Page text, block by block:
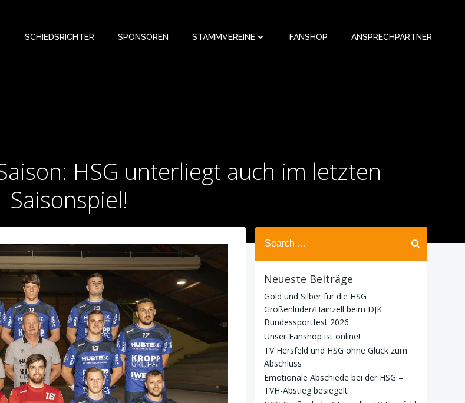
SCHIEDSRICHTER SPONSOREN STAMMVEREINE FANSHOP ANSPRECHPARTNER
HSG unterliegt auch im letzten
Saisonspiel!
Search
for:
Neueste Beiträge
Gold und Silber für die HSG
Großenlüder/Hainzell beim DJK
Bundessportfest 2026
Unser Fanshop ist online!
TV Hersfeld und HSG ohne Glück zum
Abschluss
Emotionale Abschiede bei der HSG –
TVH-Abstieg besiegelt